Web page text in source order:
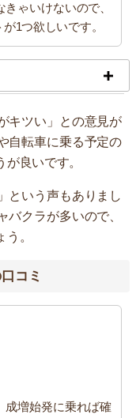
ゃいけないので、
1つ欲しいです。
キツい」との意見が
自転車に乗る予定の
良いです。
という声もありまし
バクラが多いので、
。
コミ
成増始発に乗れば確